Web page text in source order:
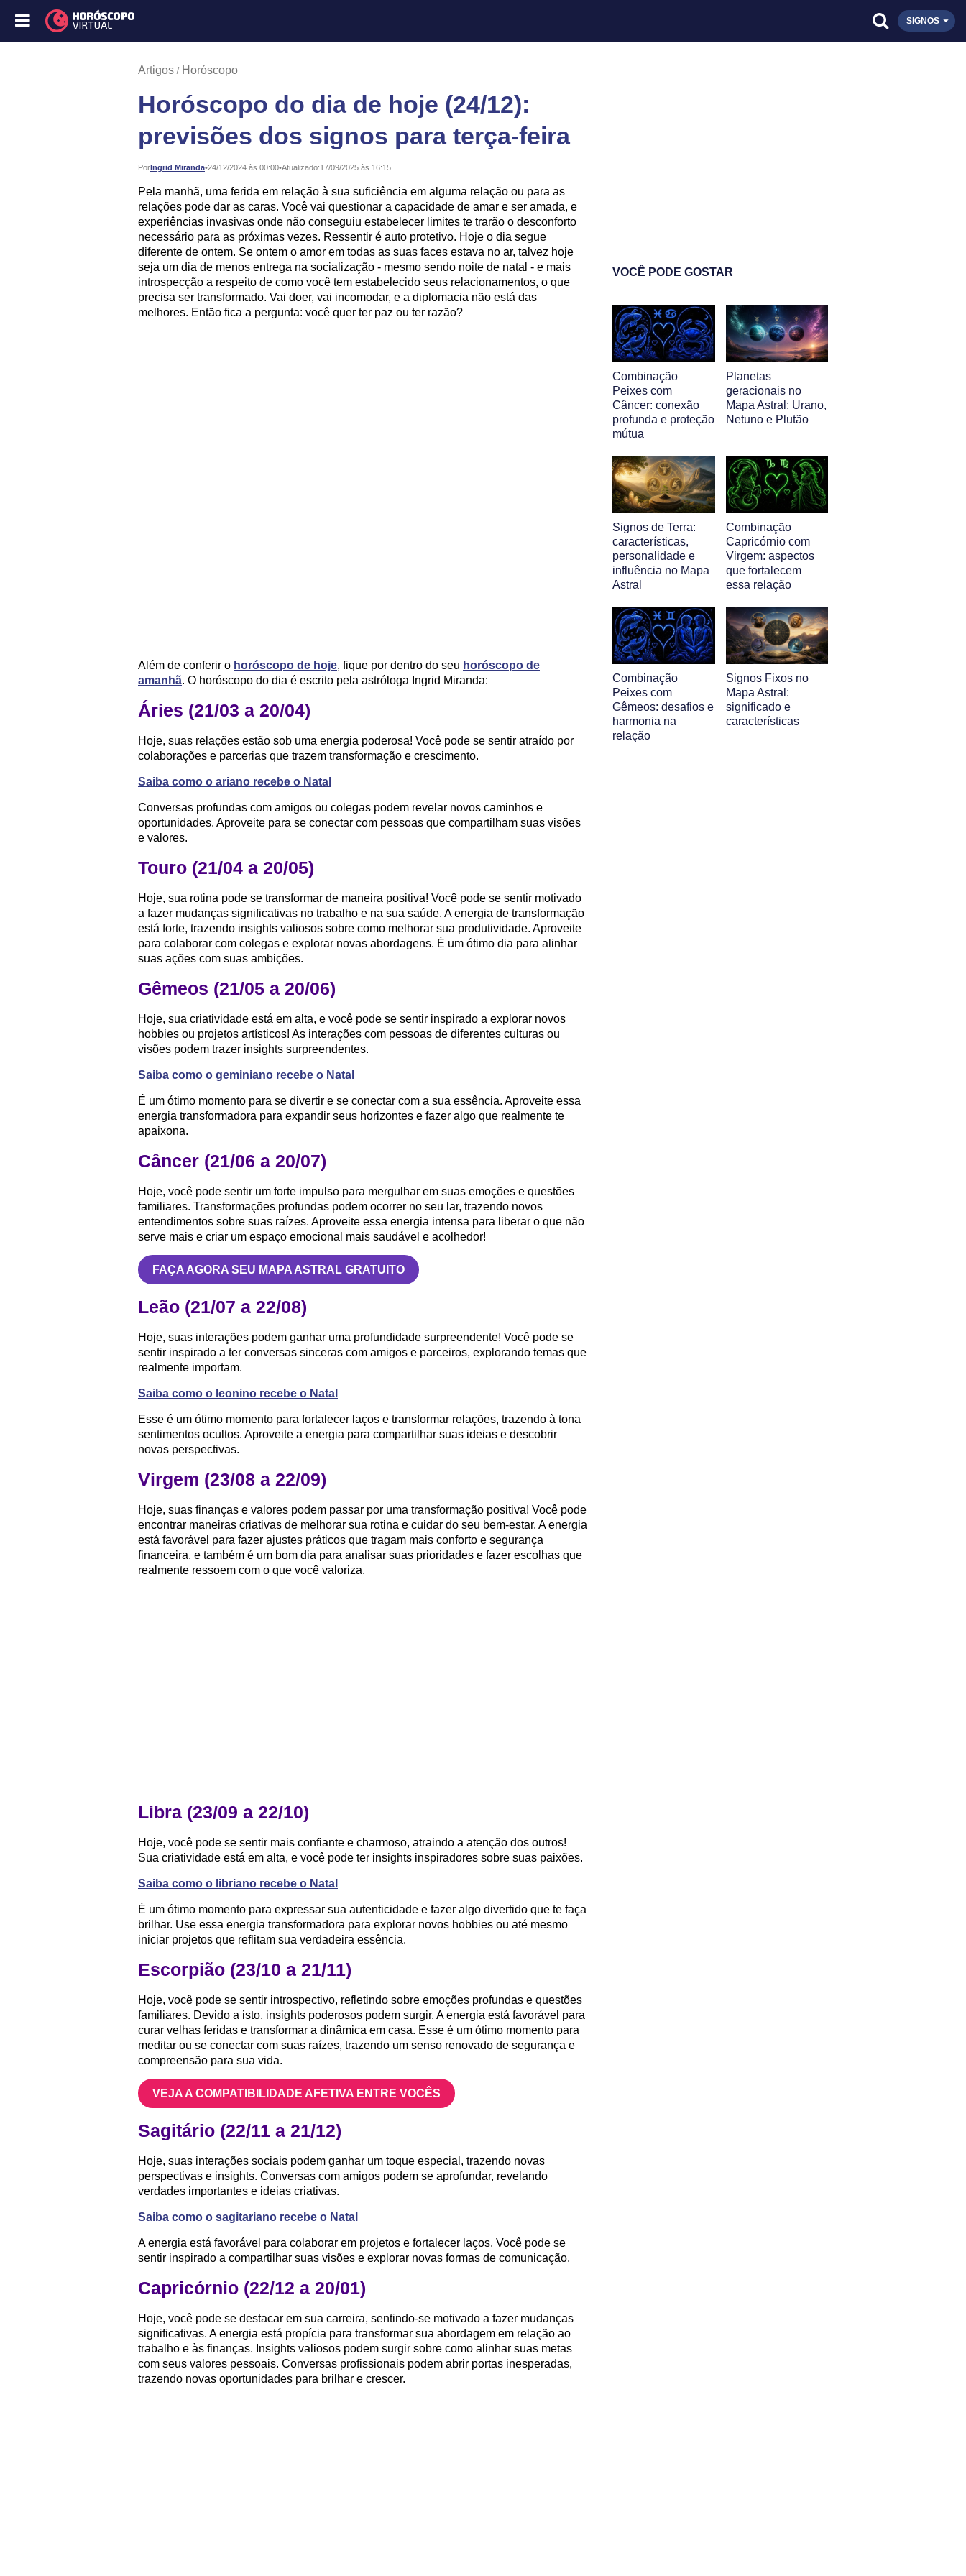
SIGNOS
Artigos Horóscopo
Horóscopo do dia de hoje (24/12):
previsões dos signos para terça-feira
PorIngrid Miranda•
Publicado: 24/12/2024 às 00:00•Atualizado:17/09/2025 às 16:15
Pela manhã, uma ferida em relação à sua suficiência em alguma relação ou para as
relações pode dar as caras. Você vai questionar a capacidade de amar e ser amada, e
experiências invasivas onde não conseguiu estabelecer limites te trarão o desconforto
necessário para as próximas vezes. Ressentir é auto protetivo. Hoje o dia segue
diferente de ontem. Se ontem o amor em todas as suas faces estava no ar, talvez hoje
seja um dia de menos entrega na socialização - mesmo sendo noite de natal - e mais
introspecção a respeito de como você tem estabelecido seus relacionamentos, o que
precisa ser transformado. Vai doer, vai incomodar, e a diplomacia não está das
melhores. Então fica a pergunta: você quer ter paz ou ter razão?
Além de conferir o horóscopo de hoje, fique por dentro do seu horóscopo de
amanhã. O horóscopo do dia é escrito pela astróloga Ingrid Miranda:
Áries (21/03 a 20/04)
Hoje, suas relações estão sob uma energia poderosa! Você pode se sentir atraído por
colaborações e parcerias que trazem transformação e crescimento.
Saiba como o ariano recebe o Natal
Conversas profundas com amigos ou colegas podem revelar novos caminhos e
oportunidades. Aproveite para se conectar com pessoas que compartilham suas visões
e valores.
Touro (21/04 a 20/05)
Hoje, sua rotina pode se transformar de maneira positiva! Você pode se sentir motivado
a fazer mudanças significativas no trabalho e na sua saúde. A energia de transformação
está forte, trazendo insights valiosos sobre como melhorar sua produtividade. Aproveite
para colaborar com colegas e explorar novas abordagens. É um ótimo dia para alinhar
suas ações com suas ambições.
Gêmeos (21/05 a 20/06)
Hoje, sua criatividade está em alta, e você pode se sentir inspirado a explorar novos
hobbies ou projetos artísticos! As interações com pessoas de diferentes culturas ou
visões podem trazer insights surpreendentes.
Saiba como o geminiano recebe o Natal
É um ótimo momento para se divertir e se conectar com a sua essência. Aproveite essa
energia transformadora para expandir seus horizontes e fazer algo que realmente te
apaixona.
Câncer (21/06 a 20/07)
Hoje, você pode sentir um forte impulso para mergulhar em suas emoções e questões
familiares. Transformações profundas podem ocorrer no seu lar, trazendo novos
entendimentos sobre suas raízes. Aproveite essa energia intensa para liberar o que não
serve mais e criar um espaço emocional mais saudável e acolhedor!
FAÇA AGORA SEU MAPA ASTRAL GRATUITO
Leão (21/07 a 22/08)
Hoje, suas interações podem ganhar uma profundidade surpreendente! Você pode se
sentir inspirado a ter conversas sinceras com amigos e parceiros, explorando temas que
realmente importam.
Saiba como o leonino recebe o Natal
Esse é um ótimo momento para fortalecer laços e transformar relações, trazendo à tona
sentimentos ocultos. Aproveite a energia para compartilhar suas ideias e descobrir
novas perspectivas.
Virgem (23/08 a 22/09)
Hoje, suas finanças e valores podem passar por uma transformação positiva! Você pode
encontrar maneiras criativas de melhorar sua rotina e cuidar do seu bem-estar. A energia
está favorável para fazer ajustes práticos que tragam mais conforto e segurança
financeira, e também é um bom dia para analisar suas prioridades e fazer escolhas que
realmente ressoem com o que você valoriza.
Libra (23/09 a 22/10)
Hoje, você pode se sentir mais confiante e charmoso, atraindo a atenção dos outros!
Sua criatividade está em alta, e você pode ter insights inspiradores sobre suas paixões.
Saiba como o libriano recebe o Natal
É um ótimo momento para expressar sua autenticidade e fazer algo divertido que te faça
brilhar. Use essa energia transformadora para explorar novos hobbies ou até mesmo
iniciar projetos que reflitam sua verdadeira essência.
Escorpião (23/10 a 21/11)
Hoje, você pode se sentir introspectivo, refletindo sobre emoções profundas e questões
familiares. Devido a isto, insights poderosos podem surgir. A energia está favorável para
curar velhas feridas e transformar a dinâmica em casa. Esse é um ótimo momento para
meditar ou se conectar com suas raízes, trazendo um senso renovado de segurança e
compreensão para sua vida.
VEJA A COMPATIBILIDADE AFETIVA ENTRE VOCÊS
Sagitário (22/11 a 21/12)
Hoje, suas interações sociais podem ganhar um toque especial, trazendo novas
perspectivas e insights. Conversas com amigos podem se aprofundar, revelando
verdades importantes e ideias criativas.
Saiba como o sagitariano recebe o Natal
A energia está favorável para colaborar em projetos e fortalecer laços. Você pode se
sentir inspirado a compartilhar suas visões e explorar novas formas de comunicação.
Capricórnio (22/12 a 20/01)
Hoje, você pode se destacar em sua carreira, sentindo-se motivado a fazer mudanças
significativas. A energia está propícia para transformar sua abordagem em relação ao
trabalho e às finanças. Insights valiosos podem surgir sobre como alinhar suas metas
com seus valores pessoais. Conversas profissionais podem abrir portas inesperadas,
trazendo novas oportunidades para brilhar e crescer.
VOCÊ PODE GOSTAR
Combinação
Peixes com
Câncer: conexão
profunda e proteção
mútua
Planetas
geracionais no
Mapa Astral: Urano,
Netuno e Plutão
Signos de Terra:
características,
personalidade e
influência no Mapa
Astral
Combinação
Capricórnio com
Virgem: aspectos
que fortalecem
essa relação
Combinação
Peixes com
Gêmeos: desafios e
harmonia na
relação
Signos Fixos no
Mapa Astral:
significado e
características